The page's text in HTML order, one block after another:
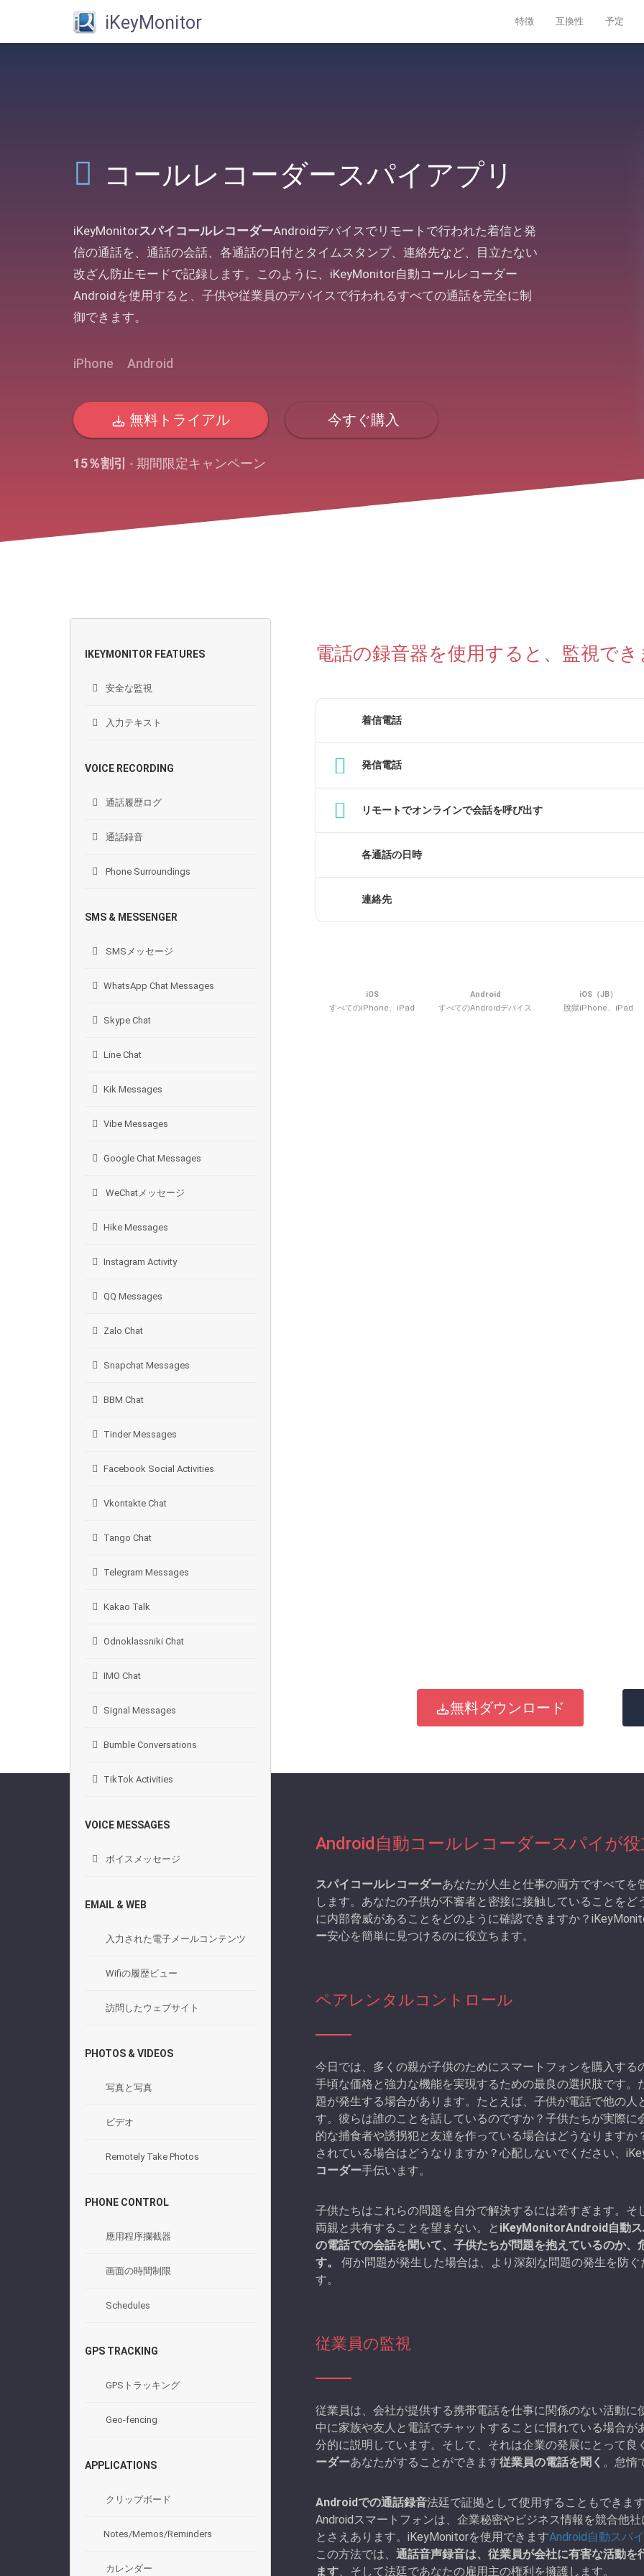
iKeyMonitor 特徴 互換性 予定
コールレコーダースパイアプリ
iKeyMonitorスパイコールレコーダーAndroidデバイスでリモートで行われた着信と発
信の通話を、通話の会話、各通話の日付とタイムスタンプ、連絡先など、目立たない
改ざん防止モードで記録します。このように、iKeyMonitor自動コールレコーダー
Androidを使用すると、子供や従業員のデバイスで行われるすべての通話を完全に制
御できます。
iPhone Android
無料トライアル 今すぐ購入
15％割引 - 期間限定キャンペーン
電話の録音器を使用すると、監視でき
着信電話
発信電話
リモートでオンラインで会話を呼び出す
各通話の日時
連絡先
iOS
すべてのiPhone、iPad
Android
すべてのAndroidデバイス
iOS（JB）
脫獄iPhone、iPad
無料ダウンロード
Android自動コールレコーダースパイが
スパイコールレコーダーあなたが人生と仕事の両方ですべて
します。あなたの子供が不審者と密接に接触していることを
に内部脅威があることをどのように確認できますか？
ー安心を簡単に見つけるのに役立ちます。
ペアレンタルコントロール
今日では、多くの親が子供のためにスマートフォンを購入す
手頃な価格と強力な機能を実現するための最良の選択肢です
題が発生する場合があります。たとえば、子供が電話で他の
す。彼らは誰のことを話しているのですか？子供たちが実際
的な捕食者や誘拐犯と友達を作っている場合はどうなります
されている場合はどうなりますか？心配しないでください、
コーダー手伝います。
子供たちはこれらの問題を自分で解決するには若すぎます。
両親と共有することを望まない。と iKeyMonitorAndroid自動
の電話での会話を聞いて、子供たちが問題を抱えているのか
す。
何か問題が発生した場合は、より深刻な問題の発生を防
す。
従業員の監視
従業員は、会社が提供する携帯電話を仕事に関係のない活動
中に家族や友人と電話でチャットすることに慣れている場合
分的に説明しています。そして、それは企業の発展にとって良
ーダーあなたがすることができます従業員の電話を聞く 。怠惰
Androidでの通話録音法廷で証拠として使用することもできま
Androidスマートフォンは、企業秘密やビジネス情報を競合他
とさえあります。iKeyMonitorを使用できますAndroid自動スパ
この方法では、 通話音声録音は、従業員が会社に有害な活動
ます、そして法廷であなたの雇用主の権利を擁護します。
IKEYMONITOR FEATURES
安全な監視
入力テキスト
VOICE RECORDING
通話履歴ログ
通話録音
Phone Surroundings
SMS & MESSENGER
SMSメッセージ
WhatsApp Chat Messages
Skype Chat
Line Chat
Kik Messages
Vibe Messages
Google Chat Messages
WeChatメッセージ
Hike Messages
Instagram Activity
QQ Messages
Zalo Chat
Snapchat Messages
BBM Chat
Tinder Messages
Facebook Social Activities
Vkontakte Chat
Tango Chat
Telegram Messages
Kakao Talk
Odnoklassniki Chat
IMO Chat
Signal Messages
Bumble Conversations
TikTok Activities
VOICE MESSAGES
ボイスメッセージ
EMAIL & WEB
入力された電子メールコンテンツ
Wifiの履歴ビュー
訪問したウェブサイト
PHOTOS & VIDEOS
写真と写真
ビデオ
Remotely Take Photos
PHONE CONTROL
應用程序攔截器
画面の時間制限
Schedules
GPS TRACKING
GPSトラッキング
Geo-fencing
APPLICATIONS
クリップボード
Notes/Memos/Reminders
カレンダー